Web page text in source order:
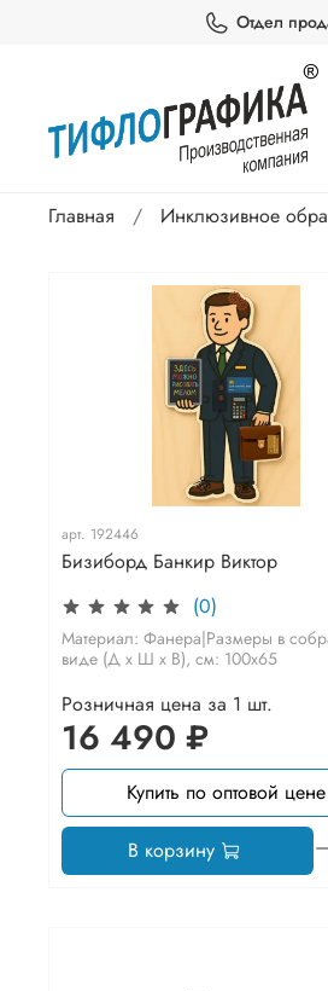
Отдел
Главная Инклюзивное
арт. 192446
Бизиборд Банкир Виктор
(0)
Материал: Фанера|Размеры в
виде (Д х Ш х В), см: 100х65
Розничная цена за 1 шт.
16 490 ₽
Купить по оптовой цене
В корзину